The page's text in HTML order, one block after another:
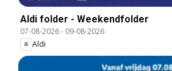
Aldi folder - Weekendfolder
07-08-2026- 09-08-2026
Aldi